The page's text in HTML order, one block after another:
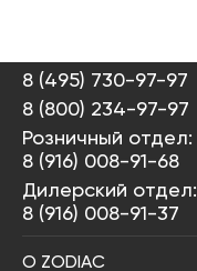
8 (495) 730-97-97
8 (800) 234-97-97
Розничный отдел:
8 (916) 008-91-68
Дилерский отдел:
8 (916) 008-91-37
О ZODIAC